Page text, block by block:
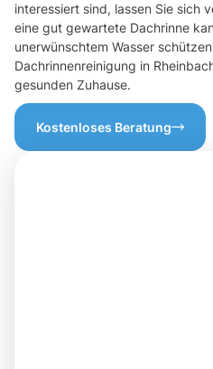
interessiert sind, lassen Sie sich
eine gut gewartete Dachrinne
unerwünschtem Wasser
Dachrinnenreinigung in
gesunden Zuhause.
Kostenloses Beratung